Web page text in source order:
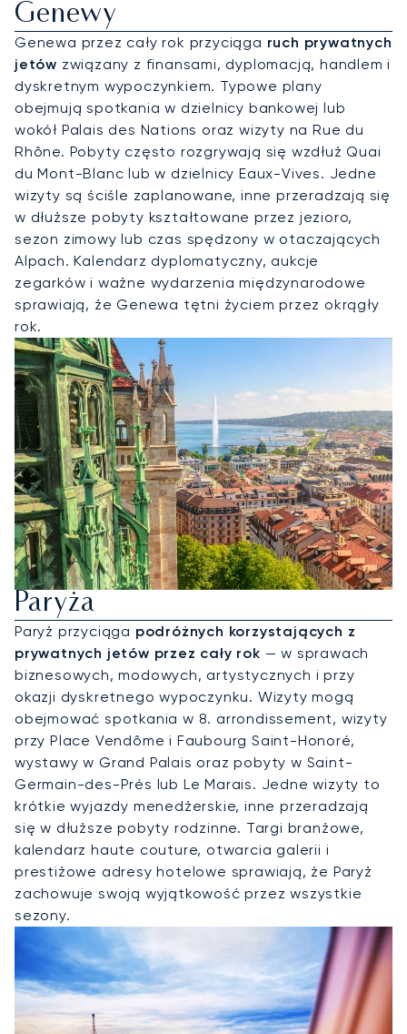
Genewy
Genewa przez cały rok przyciąga ruch prywatnych
jetów związany z finansami, dyplomacją, handlem i
dyskretnym wypoczynkiem. Typowe plany
obejmują spotkania w dzielnicy bankowej lub
wokół Palais des Nations oraz wizyty na Rue du
Rhône. Pobyty często rozgrywają się wzdłuż Quai
du Mont-Blanc lub w dzielnicy Eaux-Vives. Jedne
wizyty są ściśle zaplanowane, inne przeradzają się
w dłuższe pobyty kształtowane przez jezioro,
sezon zimowy lub czas spędzony w otaczających
Alpach. Kalendarz dyplomatyczny, aukcje
zegarków i ważne wydarzenia międzynarodowe
sprawiają, że Genewa tętni życiem przez okrągły
rok.
Wynajmij Jet Prywatny Do
Paryża
Paryż przyciąga podróżnych korzystających z
prywatnych jetów przez cały rok — w sprawach
biznesowych, modowych, artystycznych i przy
okazji dyskretnego wypoczynku. Wizyty mogą
obejmować spotkania w 8. arrondissement, wizyty
przy Place Vendôme i Faubourg Saint-Honoré,
wystawy w Grand Palais oraz pobyty w Saint-
Germain-des-Prés lub Le Marais. Jedne wizyty to
krótkie wyjazdy menedżerskie, inne przeradzają
się w dłuższe pobyty rodzinne. Targi branżowe,
kalendarz haute couture, otwarcia galerii i
prestiżowe adresy hotelowe sprawiają, że Paryż
zachowuje swoją wyjątkowość przez wszystkie
sezony.